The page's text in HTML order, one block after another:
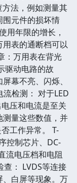
法，例如测量其
元件的损坏情
用年限的增长，
表的通断档可以
：万用表在背光
驱动电路的故
幕不亮、闪烁、
检测： 对于LED
压和电流是至关
量这些数值，并
工作异常。 T-
控制芯片、DC-
流电压档和电阻
查： LVDS等连接
白屏等现象。万